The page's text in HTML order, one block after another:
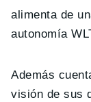
alimenta de
autonomía
Además
visión de sus